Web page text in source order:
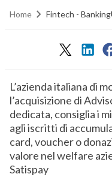
Home Fintech -
L’azienda italiana di
l’acquisizione di
dedicata, consiglia i
agli iscritti di
card, voucher o
valore nel welfare
Satispay